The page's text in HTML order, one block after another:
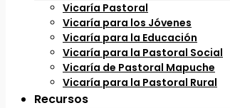
Vicaría Pastoral
Vicaría para los Jóvenes
Vicaría para la Educación
Vicaría para la Pastoral Social
Vicaría de Pastoral Mapuche
Vicaría para la Pastoral Rural
Recursos